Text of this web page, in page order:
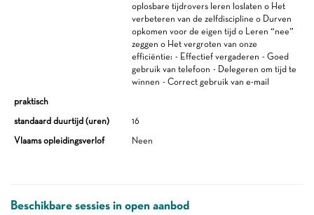
oplosbare tijdrovers leren loslaten o Het
verbeteren van de zelfdiscipline o Durven
opkomen voor de eigen tijd o Leren “nee”
zeggen o Het vergroten van onze
efficiëntie: - Effectief vergaderen - Goed
gebruik van telefoon - Delegeren om tijd te
winnen - Correct gebruik van e-mail
praktisch
standaard duurtijd (uren)
16
Vlaams opleidingsverlof
Neen
Beschikbare sessies in open aanbod